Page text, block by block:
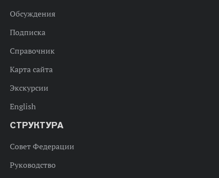
Обсуждения
Подписка
Справочник
Карта сайта
Экскурсии
English
СТРУКТУРА
Совет Федерации
Руководство